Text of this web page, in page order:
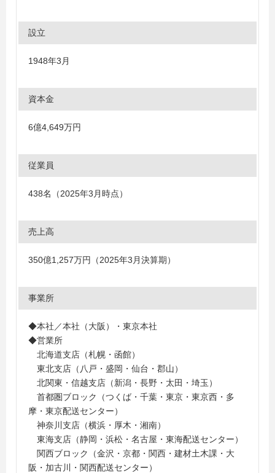
設立
1948年3月
資本金
6億4,649万円
従業員
438名（2025年3月時点）
売上高
350億1,257万円（2025年3月決算期）
事業所
◆本社／本社（大阪）・東京本社
◆営業所
北海道支店（札幌・函館）
東北支店（八戸・盛岡・仙台・郡山）
北関東・信越支店（新潟・長野・太田・埼玉）
首都圏ブロック（つくば・千葉・東京・東京西・多
摩・東京配送センター）
神奈川支店（横浜・厚木・湘南）
東海支店（静岡・浜松・名古屋・東海配送センター）
関西ブロック（金沢・京都・関西・建材土木課・大
阪・加古川・関西配送センター）